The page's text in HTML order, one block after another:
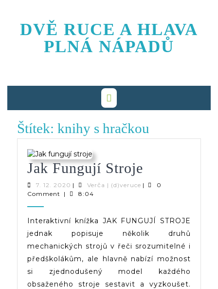
content
DVĚ RUCE A HLAVA
PLNÁ NÁPADŮ
Štítek: knihy s hračkou
Jak Fungují Stroje
Fungují
7. 12. 2020 7.
12.
| Verča | (d)veruceVerča
|
0
Comment
| 8:04
Interaktivní knížka JAK FUNGUJÍ STROJE
jednak popisuje několik druhů
mechanických strojů v řeči srozumitelné i
předškolákům, ale hlavně nabízí možnost
si zjednodušený model každého
obsaženého stroje sestavit a vyzkoušet.